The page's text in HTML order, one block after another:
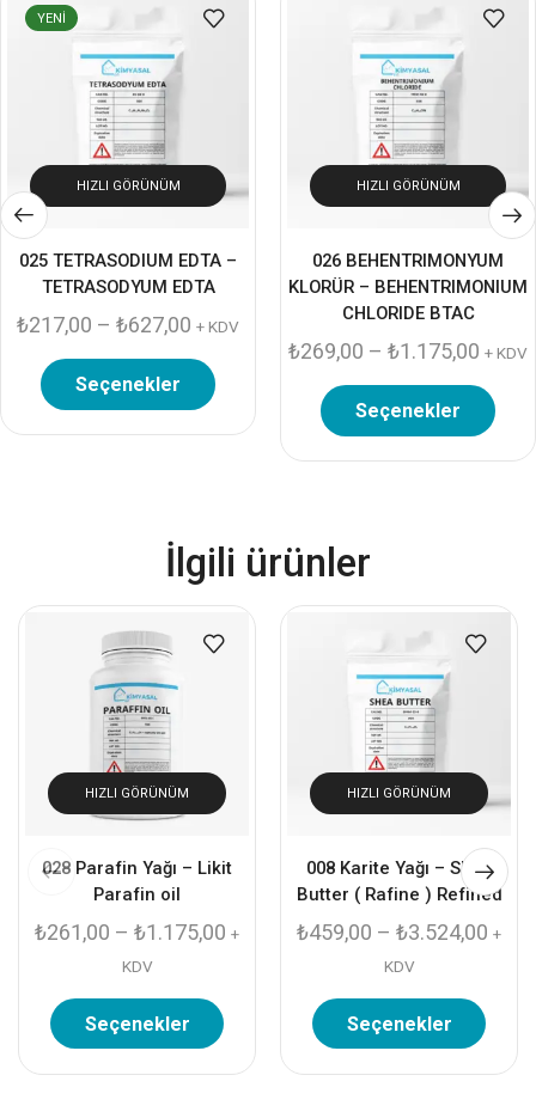
YENI
HIZLI GÖRÜNÜM
025 TETRASODIUM EDTA –
TETRASODYUM EDTA
₺217,00 – ₺627,00 + KDV
Seçenekler
HIZLI GÖRÜNÜM
026 BEHENTRIMONYUM
KLORÜR – BEHENTRIMONIUM
CHLORIDE BTAC
₺269,00 – ₺1.175,00 + KDV
Seçenekler
İlgili ürünler
HIZLI GÖRÜNÜM
028 Parafin Yağı – Likit
Parafin oil
₺261,00 – ₺1.175,00 +
KDV
Seçenekler
HIZLI GÖRÜNÜM
008 Karite Yağı – Shea
Butter ( Rafine ) Refined
₺459,00 – ₺3.524,00 +
KDV
Seçenekler